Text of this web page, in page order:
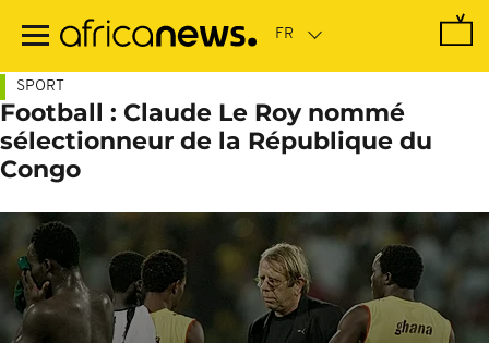
contenu
SPORT
Football : Claude Le Roy nommé
sélectionneur de la République du
Congo